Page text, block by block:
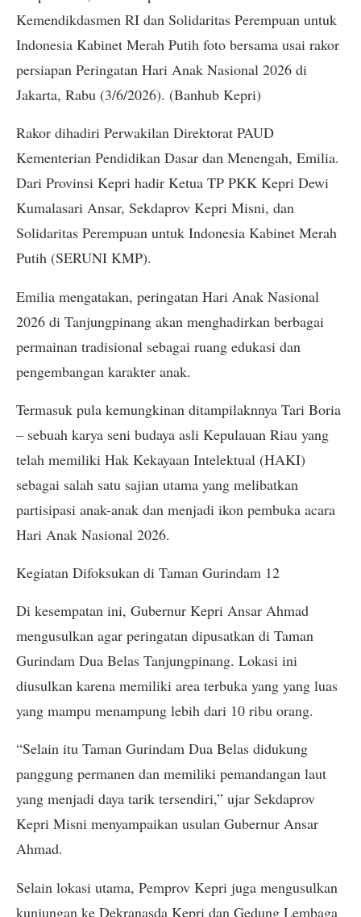
Kemendikdasmen RI dan Solidaritas Perempuan untuk
Indonesia Kabinet Merah Putih foto bersama usai rakor
persiapan Peringatan Hari Anak Nasional 2026 di
Jakarta, Rabu (3/6/2026). (Banhub Kepri)
Rakor dihadiri Perwakilan Direktorat PAUD
Kementerian Pendidikan Dasar dan Menengah, Emilia.
Dari Provinsi Kepri hadir Ketua TP PKK Kepri Dewi
Kumalasari Ansar, Sekdaprov Kepri Misni, dan
Solidaritas Perempuan untuk Indonesia Kabinet Merah
Putih (SERUNI KMP).
Emilia mengatakan, peringatan Hari Anak Nasional
2026 di Tanjungpinang akan menghadirkan berbagai
permainan tradisional sebagai ruang edukasi dan
pengembangan karakter anak.
Termasuk pula kemungkinan ditampilaknnya Tari Boria
– sebuah karya seni budaya asli Kepulauan Riau yang
telah memiliki Hak Kekayaan Intelektual (HAKI)
sebagai salah satu sajian utama yang melibatkan
partisipasi anak-anak dan menjadi ikon pembuka acara
Hari Anak Nasional 2026.
Kegiatan Difoksukan di Taman Gurindam 12
Di kesempatan ini, Gubernur Kepri Ansar Ahmad
mengusulkan agar peringatan dipusatkan di Taman
Gurindam Dua Belas Tanjungpinang. Lokasi ini
diusulkan karena memiliki area terbuka yang yang luas
yang mampu menampung lebih dari 10 ribu orang.
“Selain itu Taman Gurindam Dua Belas didukung
panggung permanen dan memiliki pemandangan laut
yang menjadi daya tarik tersendiri,” ujar Sekdaprov
Kepri Misni menyampaikan usulan Gubernur Ansar
Ahmad.
Selain lokasi utama, Pemprov Kepri juga mengusulkan
kunjungan ke Dekranasda Kepri dan Gedung Lembaga